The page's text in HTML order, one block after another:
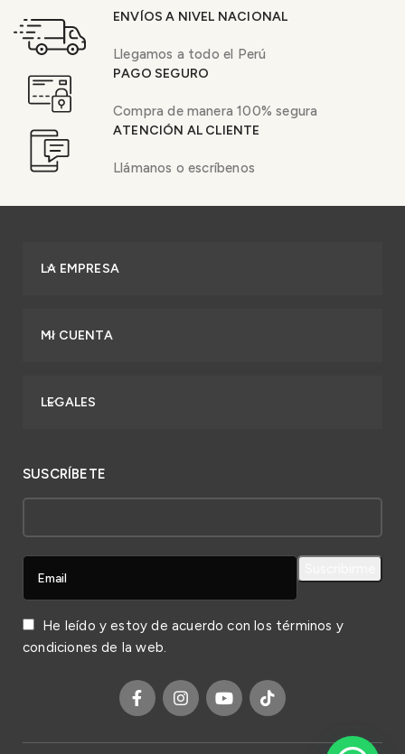
ENVÍOS A NIVEL NACIONAL
Llegamos a todo el Perú
PAGO SEGURO
Compra de manera 100% segura
ATENCIÓN AL CLIENTE
Llámanos o escríbenos
LA EMPRESA
MI CUENTA
LEGALES
SUSCRÍBETE
He leído y estoy de acuerdo con los términos y
condiciones de la web.